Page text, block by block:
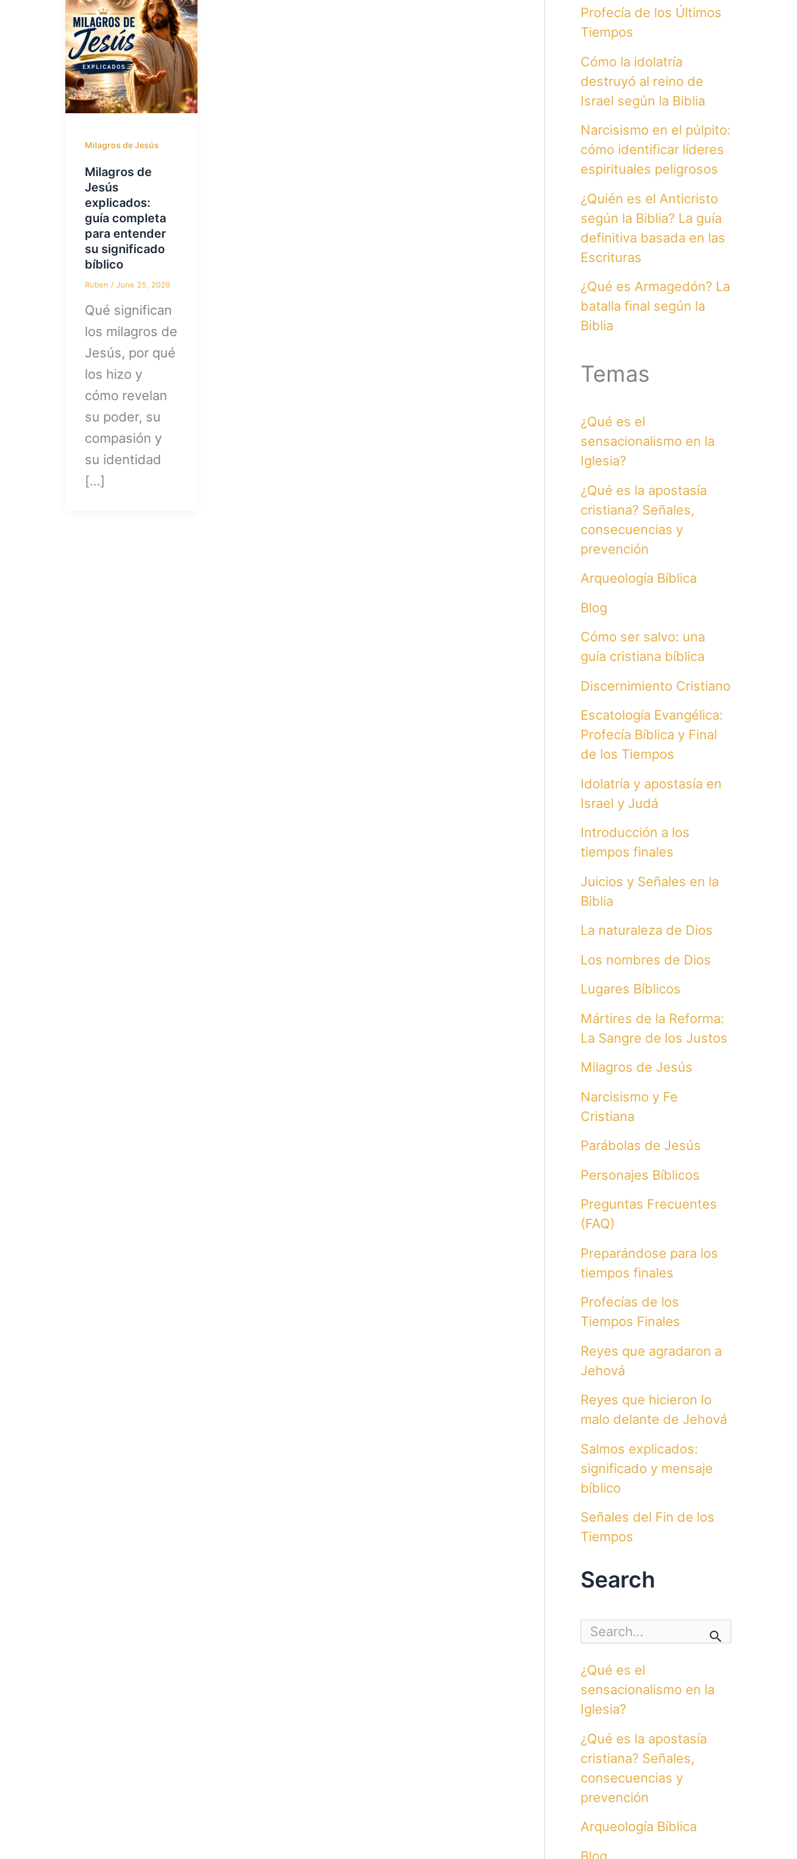
Milagros de Jesús
Milagros de
Jesús
explicados:
guía completa
para entender
su significado
bíblico
Ruben / June 25, 2026
Qué significan
los milagros de
Jesús, por qué
los hizo y
cómo revelan
su poder, su
compasión y
su identidad
[…]
Profecía de los Últimos
Tiempos
Cómo la idolatría
destruyó al reino de
Israel según la Biblia
Narcisismo en el púlpito:
cómo identificar líderes
espirituales peligrosos
¿Quién es el Anticristo
según la Biblia? La guía
definitiva basada en las
Escrituras
¿Qué es Armagedón? La
batalla final según la
Biblia
Temas
¿Qué es el
sensacionalismo en la
Iglesia?
¿Qué es la apostasía
cristiana? Señales,
consecuencias y
prevención
Arqueología Bíblica
Blog
Cómo ser salvo: una
guía cristiana bíblica
Discernimiento Cristiano
Escatología Evangélica:
Profecía Bíblica y Final
de los Tiempos
Idolatría y apostasía en
Israel y Judá
Introducción a los
tiempos finales
Juicios y Señales en la
Biblia
La naturaleza de Dios
Los nombres de Dios
Lugares Bíblicos
Mártires de la Reforma:
La Sangre de los Justos
Milagros de Jesús
Narcisismo y Fe
Cristiana
Parábolas de Jesús
Personajes Bíblicos
Preguntas Frecuentes
(FAQ)
Preparándose para los
tiempos finales
Profecías de los
Tiempos Finales
Reyes que agradaron a
Jehová
Reyes que hicieron lo
malo delante de Jehová
Salmos explicados:
significado y mensaje
bíblico
Señales del Fin de los
Tiempos
Search
S
c
f
o
¿Qué es el
sensacionalismo en la
Iglesia?
¿Qué es la apostasía
cristiana? Señales,
consecuencias y
prevención
Arqueología Bíblica